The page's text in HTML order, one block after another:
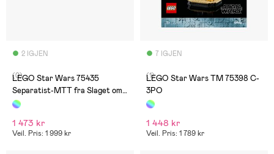
2 IGJEN
(0)
LEGO Star Wars 75435
Separatist-MTT fra Slaget om
Felucia
1 473 kr
Veil. Pris: 1 999 kr
7 IGJEN
(1)
LEGO Star Wars TM 75398 C-
3PO
1 448 kr
Veil. Pris: 1 789 kr